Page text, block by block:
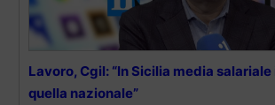
Lavoro, Cgil: “In Sicilia media
quella nazionale”